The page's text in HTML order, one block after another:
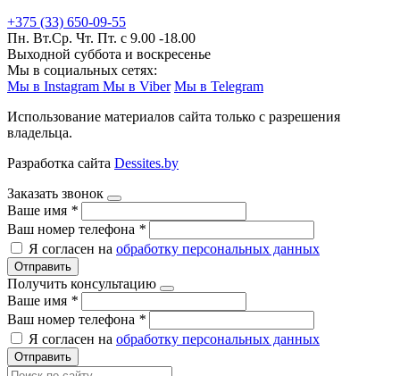
+375 (33) 650-09-55
Пн. Вт.Ср. Чт. Пт. с 9.00 -18.00
Выходной суббота и воскресенье
Мы в социальных сетях:
Мы в Instagram Мы в Viber Мы в Telegram
Использование материалов сайта только с разрешения
владельца.
Разработка сайта Dessites.by
Заказать звонок
Ваше имя *
Ваш номер телефона *
Я согласен на обработку персональных данных
Отправить
Получить консультацию
Ваше имя *
Ваш номер телефона *
Я согласен на обработку персональных данных
Отправить